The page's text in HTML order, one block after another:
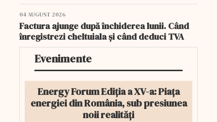
04 AUGUST 2026
Factura ajunge după închiderea lunii. Când
înregistrezi cheltuiala și când deduci TVA
Evenimente
Energy Forum Ediția a XV-a: Piața
energiei din România, sub presiunea
noii realități